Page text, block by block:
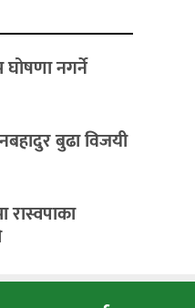
नगर्ने
बुढा विजयी
रास्वपाका